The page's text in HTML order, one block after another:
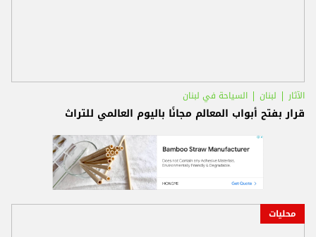
الآثار لبنان السياحة في لبنان
قرار بفتح أبواب المعالم مجانًا باليوم العالمي للتراث
محليات